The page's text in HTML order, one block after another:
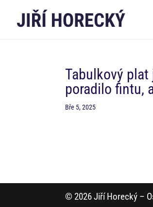
Tabulkový
poradilo fintu,
Bře 5, 2025
© 2026 Jiří Horecký –